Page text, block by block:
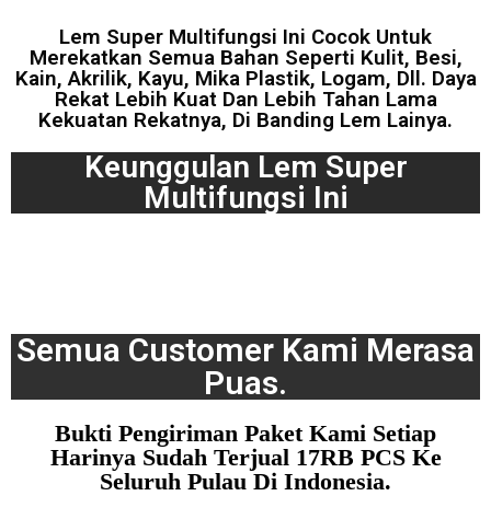
Lem Super Multifungsi Ini Cocok Untuk
Merekatkan Semua Bahan Seperti Kulit, Besi,
Kain, Akrilik, Kayu, Mika Plastik, Logam, Dll. Daya
Rekat Lebih Kuat Dan Lebih Tahan Lama
Kekuatan Rekatnya, Di Banding Lem Lainya.
Keunggulan Lem Super
Multifungsi Ini
Semua Customer Kami Merasa
Puas.
Bukti Pengiriman Paket Kami Setiap
Harinya Sudah Terjual 17RB PCS Ke
Seluruh Pulau Di Indonesia.